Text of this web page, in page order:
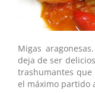
Migas
deja de ser
trashumantes que
el máximo partido